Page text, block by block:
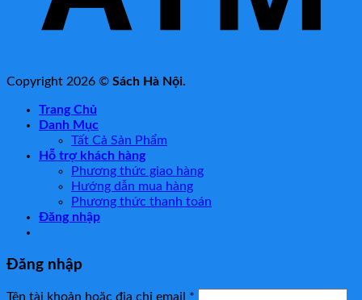
Copyright 2026 © Sách Hà Nội.
Trang Chủ
Danh Mục
Tất Cả Sản Phẩm
Hỗ trợ khách hàng
Phương thức giao hàng
Hướng dẫn mua hàng
Phương thức thanh toán
Đăng nhập
Đăng nhập
Tên tài khoản hoặc địa chỉ email *